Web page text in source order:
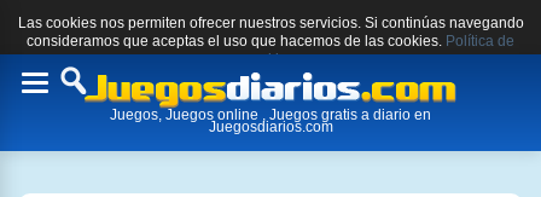
Las cookies nos permiten ofrecer nuestros servicios. Si continúas navegando
consideramos que aceptas el uso que hacemos de las cookies. Política de
cookies.
Toggle
Juegos, Juegos online , Juegos gratis a diario en
Juegosdiarios.com